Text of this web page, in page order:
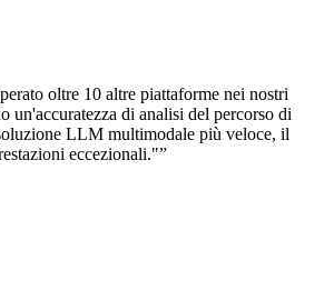
oltre 10 altre piattaforme nei nostri
un'accuratezza di analisi del percorso di
LLM multimodale più veloce, il
eccezionali."”